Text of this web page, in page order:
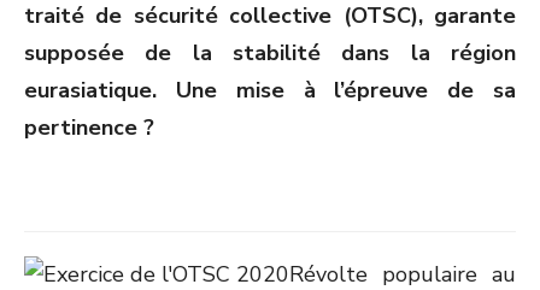
traité de sécurité collective (OTSC), garante
supposée de la stabilité dans la région
eurasiatique. Une mise à l’épreuve de sa
pertinence ?
Révolte populaire au